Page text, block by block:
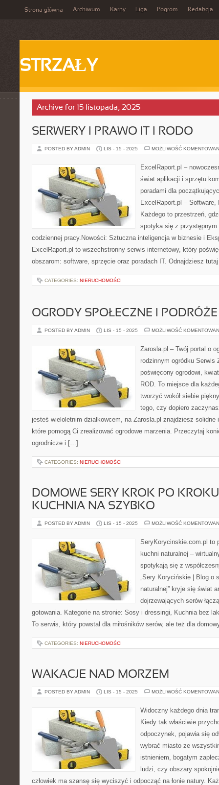
Strona główna Archiwum Karny Liga Pogrom Redakcja
STRZAŁY
Archive for 15 listopada, 2025
SERWERY I PRAWO IT I RODO
POSTED BY ADMIN LIS - 15 - 2025 MOŻLIWOŚĆ
ExcelRaport.pl –
świat aplikacji i sprzętu
poradami dla
ExcelRaport.pl – Software,
Każdego to przestrzeń,
spotyka się z przystępnym
codziennej pracy.Nowości: Sztuczna inteligencja w biznesie i
ExcelRaport.pl to wszechstronny serwis internetowy, który
obszarom: software, sprzęcie oraz poradach IT. Odnajdziesz
CATEGORIES: NIERUCHOMOŚCI
OGRODY SPOŁECZNE I
POSTED BY ADMIN LIS - 15 - 2025 MOŻLIWOŚĆ
Zarosla.pl – Twój portal o
rodzinnym ogródku Serwis
poświęcony ogrodowi,
ROD. To miejsce dla
tworzyć wokół siebie
tego, czy dopiero
jesteś wieloletnim działkowcem, na Zarosla.pl znajdziesz
które pomogą Ci zrealizować ogrodowe marzenia. Przeczytaj
ogrodnicze i […]
CATEGORIES: NIERUCHOMOŚCI
DOMOWE SERY KROK PO
KUCHNIA NA SZYBKO
POSTED BY ADMIN LIS - 15 - 2025 MOŻLIWOŚĆ
SeryKorycinskie.com.pl to
kuchni naturalnej –
spotykają się z
„Sery Korycińskie | Blog o
naturalnej” kryje się świat
dojrzewających serów
gotowania. Kategorie na stronie: Sosy i dressingi, Kuchnia bez
To serwis, który powstał dla miłośników serów, ale też dla
CATEGORIES: NIERUCHOMOŚCI
WAKACJE NAD MORZEM
POSTED BY ADMIN LIS - 15 - 2025 MOŻLIWOŚĆ
Widoczny każdego dnia
Kiedy tak właściwie
odpoczynek, pojawia się
wybrać miasto ze
istnieniem, bogatym
ludzi, czy obszary
człowiek ma szansę się wyciszyć i odpocząć na łonie natury.